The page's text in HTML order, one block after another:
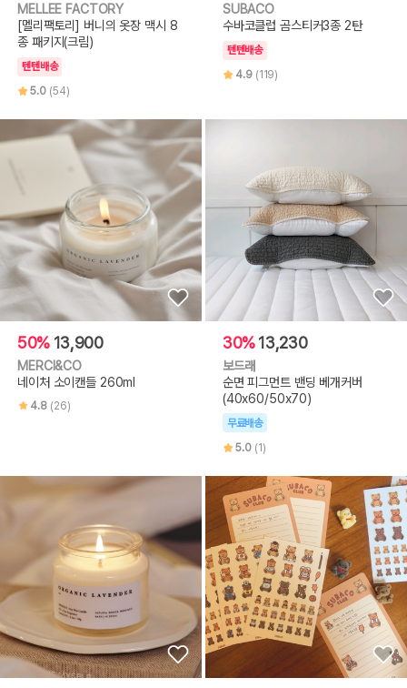
MELLEE FACTORY
[멜리팩토리] 버니의 옷장 맥시 8
종 패키지(크림)
텐텐배송
5.0 (54)
SUBACO
수바코클럽 곰스티커3종 2탄
텐텐배송
4.9 (119)
50% 13,900
MERCI&CO
네이처 소이캔들 260ml
4.8 (26)
30%13,230
보드래
순면 피그먼트 밴딩 베개커버
(40x60/50x70)
무료배송
5.0 (1)